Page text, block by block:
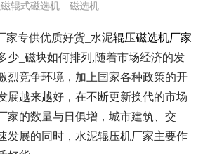
辊式磁选机 磁选机
家专供优质好货_水泥辊压磁选机厂家
少_磁块如何排列,随着市场经济的发
烈竞争环境，加上国家各种政策的开
展越来越好，在不断更新换代的市场
家的数量与日俱增，城市建筑、交
发展的同时，水泥辊压机厂家主要作